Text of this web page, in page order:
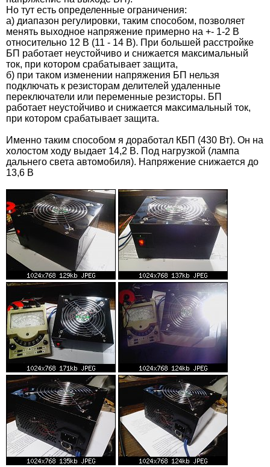
Но тут есть определенные ограничения:
а) диапазон регулировки, таким способом, позволяет
менять выходное напряжение примерно на +- 1-2 В
относительно 12 В (11 - 14 В). При большей расстройке
БП работает неустойчиво и снижается максимальный
ток, при котором срабатывает защита,
б) при таком изменении напряжения БП нельзя
подключать к резисторам делителей удаленные
переключатели или переменные резисторы. БП
работает неустойчиво и снижается максимальный ток,
при котором срабатывает защита.
Именно таким способом я доработал КБП (430 Вт). Он на
холостом ходу выдает 14,2 В. Под нагрузкой (лампа
дальнего света автомобиля). Напряжение снижается до
13,6 В